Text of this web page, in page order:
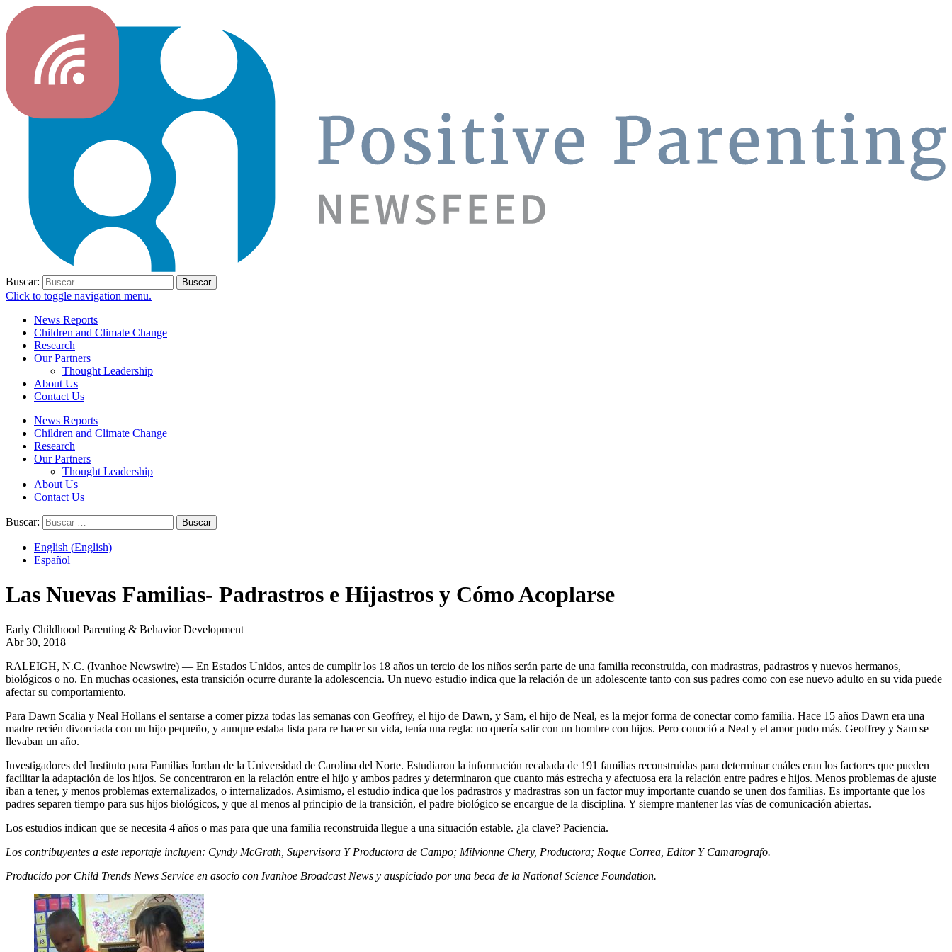
Buscar:
Click to toggle navigation menu.
News Reports
Children and Climate Change
Research
Our Partners
Thought Leadership
About Us
Contact Us
News Reports
Children and Climate Change
Research
Our Partners
Thought Leadership
About Us
Contact Us
Buscar:
English (English)
Español
Las Nuevas Familias- Padrastros e Hijastros y Cómo Acoplarse
Early Childhood Parenting & Behavior Development
Abr 30, 2018
RALEIGH, N.C. (Ivanhoe Newswire) — En Estados Unidos, antes de cumplir los 18 años un tercio de los niños serán parte de una familia reconstruida, con madrastras, padrastros y nuevos hermanos,
biológicos o no. En muchas ocasiones, esta transición ocurre durante la adolescencia. Un nuevo estudio indica que la relación de un adolescente tanto con sus padres como con ese nuevo adulto en su vida puede
afectar su comportamiento.
Para Dawn Scalia y Neal Hollans el sentarse a comer pizza todas las semanas con Geoffrey, el hijo de Dawn, y Sam, el hijo de Neal, es la mejor forma de conectar como familia. Hace 15 años Dawn era una
madre recién divorciada con un hijo pequeño, y aunque estaba lista para re hacer su vida, tenía una regla: no quería salir con un hombre con hijos. Pero conoció a Neal y el amor pudo más. Geoffrey y Sam se
llevaban un año.
Investigadores del Instituto para Familias Jordan de la Universidad de Carolina del Norte. Estudiaron la información recabada de 191 familias reconstruidas para determinar cuáles eran los factores que pueden
facilitar la adaptación de los hijos. Se concentraron en la relación entre el hijo y ambos padres y determinaron que cuanto más estrecha y afectuosa era la relación entre padres e hijos. Menos problemas de ajuste
iban a tener, y menos problemas externalizados, o internalizados. Asimismo, el estudio indica que los padrastros y madrastras son un factor muy importante cuando se unen dos familias. Es importante que los
padres separen tiempo para sus hijos biológicos, y que al menos al principio de la transición, el padre biológico se encargue de la disciplina. Y siempre mantener las vías de comunicación abiertas.
Los estudios indican que se necesita 4 años o mas para que una familia reconstruida llegue a una situación estable. ¿la clave? Paciencia.
Los contribuyentes a este reportaje incluyen: Cyndy McGrath, Supervisora Y Productora de Campo; Milvionne Chery, Productora; Roque Correa, Editor Y Camarografo.
Producido por Child Trends News Service en asocio con Ivanhoe Broadcast News y auspiciado por una beca de la National Science Foundation.